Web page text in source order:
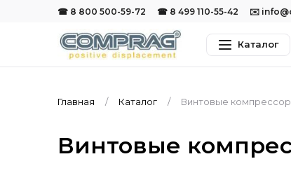
☎ 8 800 500-59-72 ☎ 8 499 110-55-42 ✉️
Каталог
Главная Каталог Винтовые
Винтовые